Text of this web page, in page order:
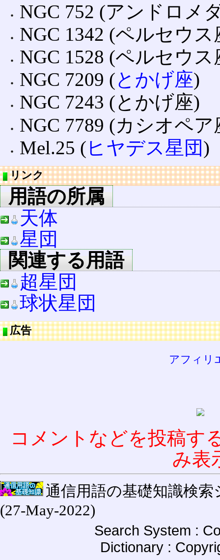
NGC 752 (アンドロメ
NGC 1342 (ペルセウス
NGC 1528 (ペルセウス
NGC 7209 (とかげ座)
NGC 7243 (とかげ座)
NGC 7789 (カシオペア
Mel.25 (ヒヤデス星団)
リンク
用語の所属
天体
星団
関連する用語
超星団
球状星団
広告
アフィリ
コメントなどを投稿す
み表
通信用語の基礎知識検索
(27-May-2022)
Search System :
Dictionary :